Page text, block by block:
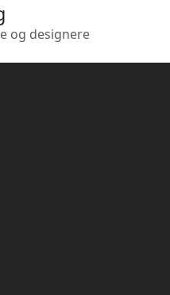
og designere